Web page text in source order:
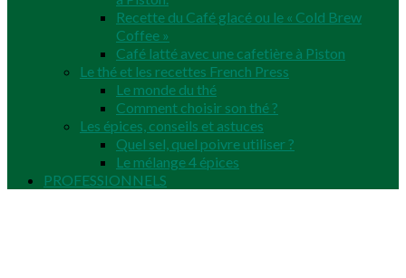
Recette du Café glacé ou le « Cold Brew
Coffee »
Café latté avec une cafetière à Piston
Le thé et les recettes French Press
Le monde du thé
Comment choisir son thé ?
Les épices, conseils et astuces
Quel sel, quel poivre utiliser ?
Le mélange 4 épices
PROFESSIONNELS